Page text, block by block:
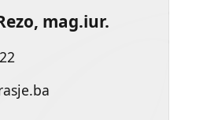
mag.iur.